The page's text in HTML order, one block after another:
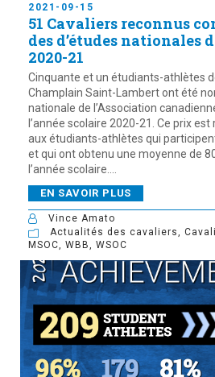
2021-09-15
51 Cavaliers reconnus
des d’études nationales
2020-21
Cinquante et un étudiants-athlètes
Champlain Saint-Lambert ont été
nationale de l’Association
l’année scolaire 2020-21. Ce prix
aux étudiants-athlètes qui
et qui ont obtenu une moyenne de
l’année scolaire....
EN SAVOIR PLUS
Vince Amato
Actualités des cavaliers,
MSOC, WBB, WSOC